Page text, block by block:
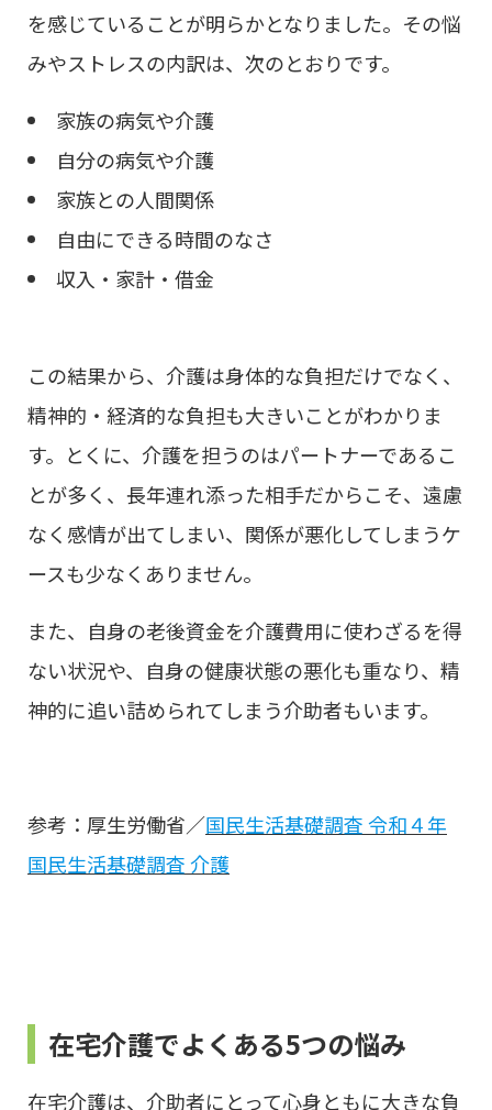
を感じていることが明らかとなりました。その悩
みやストレスの内訳は、次のとおりです。
家族の病気や介護
自分の病気や介護
家族との人間関係
自由にできる時間のなさ
収入・家計・借金
この結果から、介護は身体的な負担だけでなく、
精神的・経済的な負担も大きいことがわかりま
す。とくに、介護を担うのはパートナーであるこ
とが多く、長年連れ添った相手だからこそ、遠慮
なく感情が出てしまい、関係が悪化してしまうケ
ースも少なくありません。
また、自身の老後資金を介護費用に使わざるを得
ない状況や、自身の健康状態の悪化も重なり、精
神的に追い詰められてしまう介助者もいます。
参考：厚生労働省／国民生活基礎調査 令和４年
国民生活基礎調査 介護
在宅介護でよくある5つの悩み
在宅介護は、介助者にとって心身ともに大きな負